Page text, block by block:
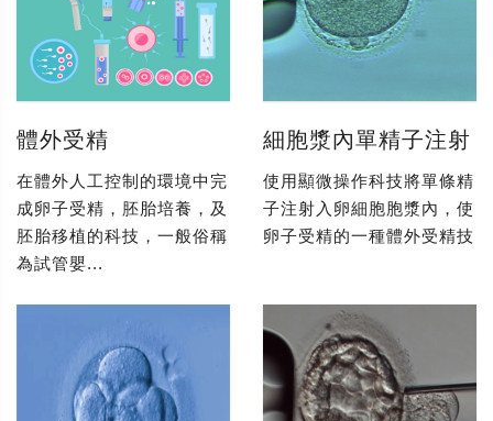
體外受精
在體外人工控制的環境中完
成卵子受精，胚胎培養，及
胚胎移植的科技，一般俗稱
為試管嬰...
細胞漿內單精子注射
使用顯微操作科技將單條精
子注射入卵細胞胞漿內，使
卵子受精的一種體外受精技